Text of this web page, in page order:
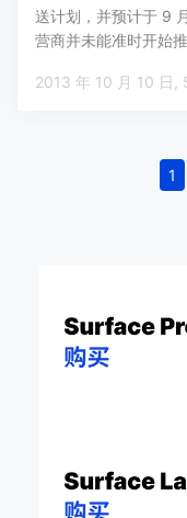
送计划，并预计于 9
营商并未能准时开始
1